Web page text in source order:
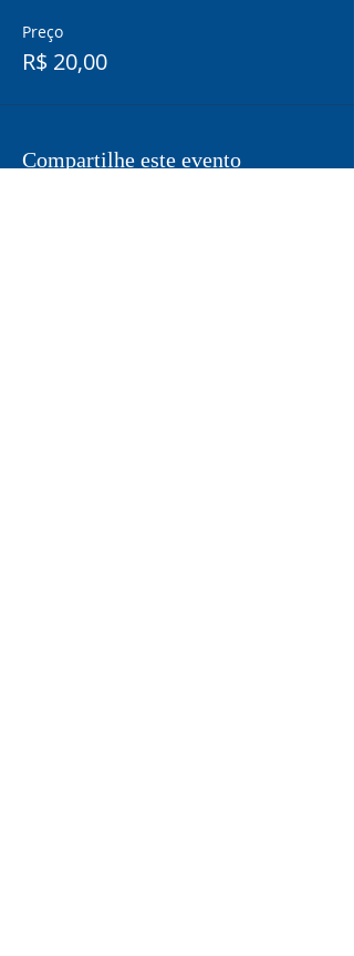
Preço
R$ 20,00
Compartilhe este evento